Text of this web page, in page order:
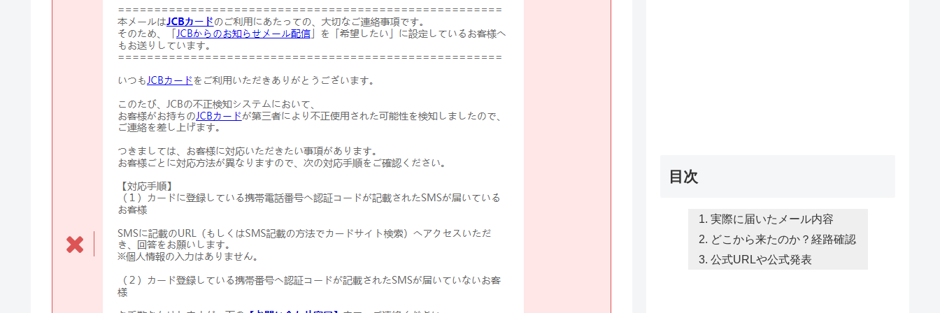
目次
実際に届いたメール内容
どこから来たのか？経路確認
公式URLや公式発表